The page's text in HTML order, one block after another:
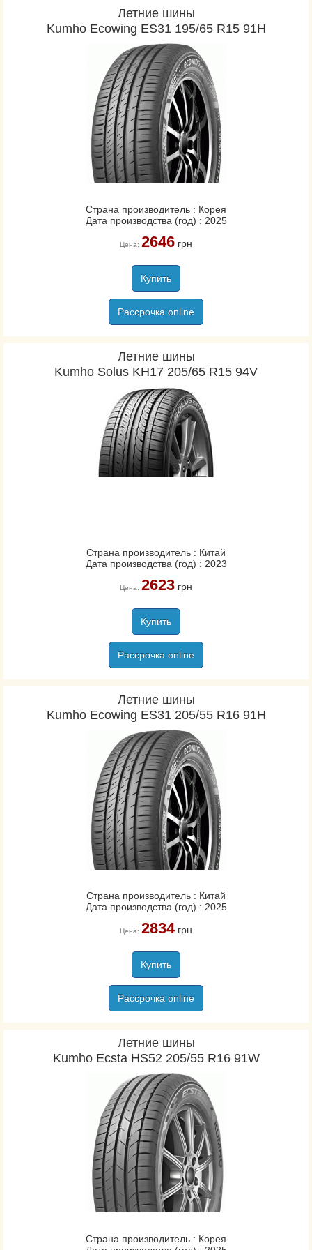
Летние шины
Kumho Ecowing ES31 195/65 R15 91H
Страна производитель : Корея
Дата производства (год) : 2025
Цена: 2646грн
Купить
Рассрочка online
Летние шины
Kumho Solus KH17 205/65 R15 94V
Страна производитель : Китай
Дата производства (год) : 2023
Цена: 2623грн
Купить
Рассрочка online
Летние шины
Kumho Ecowing ES31 205/55 R16 91H
Страна производитель : Китай
Дата производства (год) : 2025
Цена: 2834грн
Купить
Рассрочка online
Летние шины
Kumho Ecsta HS52 205/55 R16 91W
Страна производитель : Корея